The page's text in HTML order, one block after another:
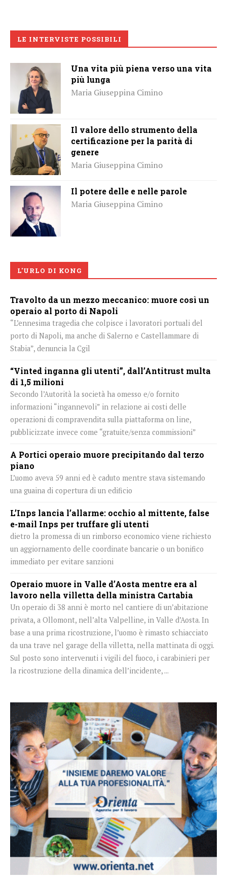
LE INTERVISTE POSSIBILI
Una vita più piena verso una vita
più lunga
Maria Giuseppina Cimino
Il valore dello strumento della
certificazione per la parità di
genere
Maria Giuseppina Cimino
Il potere delle e nelle parole
Maria Giuseppina Cimino
L'URLO DI KONG
Travolto da un mezzo meccanico: muore così un
operaio al porto di Napoli
“L’ennesima tragedia che colpisce i lavoratori portuali del
porto di Napoli, ma anche di Salerno e Castellammare di
Stabia”, denuncia la Cgil
“Vinted inganna gli utenti”, dall’Antitrust multa
di 1,5 milioni
Secondo l’Autorità la società ha omesso e/o fornito
informazioni “ingannevoli” in relazione ai costi delle
operazioni di compravendita sulla piattaforma on line,
pubblicizzate invece come “gratuite/senza commissioni”
A Portici operaio muore precipitando dal terzo
piano
L’uomo aveva 59 anni ed è caduto mentre stava sistemando
una guaina di copertura di un edificio
L’Inps lancia l’allarme: occhio al mittente, false
e-mail Inps per truffare gli utenti
dietro la promessa di un rimborso economico viene richiesto
un aggiornamento delle coordinate bancarie o un bonifico
immediato per evitare sanzioni
Operaio muore in Valle d’Aosta mentre era al
lavoro nella villetta della ministra Cartabia
Un operaio di 38 anni è morto nel cantiere di un’abitazione
privata, a Ollomont, nell’alta Valpelline, in Valle d’Aosta. In
base a una prima ricostruzione, l’uomo è rimasto schiacciato
da una trave nel garage della villetta, nella mattinata di oggi.
Sul posto sono intervenuti i vigili del fuoco, i carabinieri per
la ricostruzione della dinamica dell’incidente, ...